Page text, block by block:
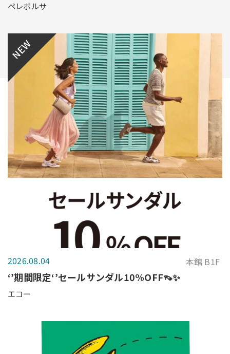
ペレボルサ
NEW
2026.08.04 本館 B1F
‘’期間限定‘’セールサンダル10%OFF👡✨
エコー